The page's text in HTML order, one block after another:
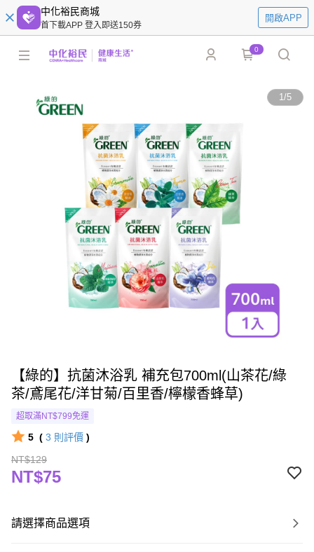
中化裕民商城
首下載APP 登入即送150券
開啟APP
0
1/5
【綠的】抗菌沐浴乳 補充包700ml(山茶花/綠
茶/鳶尾花/洋甘菊/百里香/檸檬香蜂草)
超取滿NT$799免運
5 ( 3 則評價 )
NT$129
NT$75
請選擇商品選項